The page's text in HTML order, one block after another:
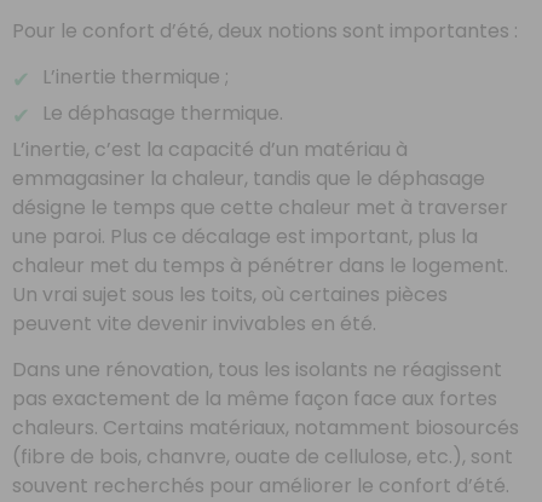
Pour le confort d’été, deux notions sont importantes :
L’inertie thermique ;
Le déphasage thermique.
L’inertie, c’est la capacité d’un matériau à
emmagasiner la chaleur, tandis que le déphasage
désigne le temps que cette chaleur met à traverser
une paroi. Plus ce décalage est important, plus la
chaleur met du temps à pénétrer dans le logement.
Un vrai sujet sous les toits, où certaines pièces
peuvent vite devenir invivables en été.
Dans une rénovation, tous les isolants ne réagissent
pas exactement de la même façon face aux fortes
chaleurs. Certains matériaux, notamment biosourcés
(fibre de bois, chanvre, ouate de cellulose, etc.), sont
souvent recherchés pour améliorer le confort d’été.